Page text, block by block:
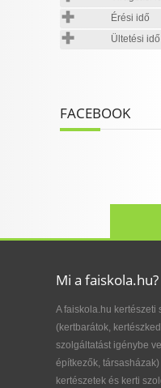
Érési idő
Ültetési idő
FACEBOOK
Mi a faiskola.hu?
A faiskola.hu kertészeti
(kertbarátok,
szolgáltatást igénybe
építkezők,
kertészetek és kerti